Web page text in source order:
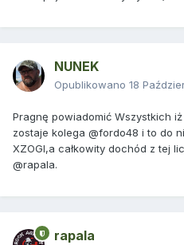
NUNEK
Opublikowano 18
Pragnę powiadomić Wszystkich iż
zostaje kolega @fordo48 i to do
XZOGI,a całkowity dochód z tej
@rapala.
rapala